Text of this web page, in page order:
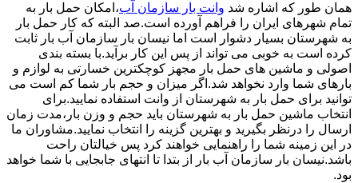
همان طور که اشاره شد وانت بار سازمان آب،امکان حمل بار به
تمام شهرهای ایران را فراهم آورده است.صد البته که کار حمل بار
به شهرستان بسیار دشوار است اما نیسان بار سازمان آب بار ثابت
کرده است به خوبی می تواند از پس این کار برآید.با بسته بندی
اصولی و ماشین های حمل بار مجهز کوچکترین خسارتی به لوازم و
بارهای شما وارد نخواهد شد.اگر میزان و حجم بار شما کم است می
توانید برای حمل بار به شهرستان از وانت استفاده نمایید.برای
انتخاب ماشین حمل بار به شهرستان باید حجم و وزن بار،مدت زمان
ارسال را درنظر بگیرید و بهترین گزینه را انتخاب نمایید.مشاوران ما
در این زمینه شما را راهنمایی خواهند کرد پس خیالتان راحت
باشد.نیسان بار سازمان آب بار از بتدا تا انتهای جابجایی با شما خواهد
بود.